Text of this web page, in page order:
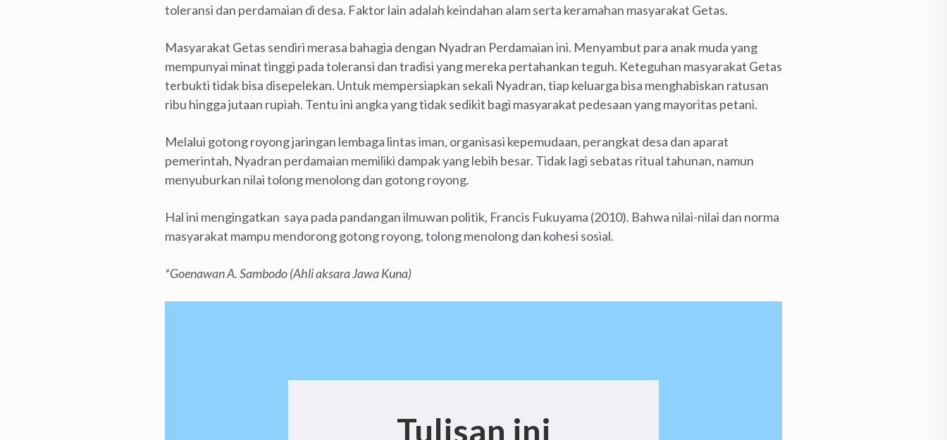
toleransi dan perdamaian di desa. Faktor lain adalah keindahan alam serta keramahan masyarakat Getas.
Masyarakat Getas sendiri merasa bahagia dengan Nyadran Perdamaian ini. Menyambut para anak muda yang
mempunyai minat tinggi pada toleransi dan tradisi yang mereka pertahankan teguh. Keteguhan masyarakat Getas
terbukti tidak bisa disepelekan. Untuk mempersiapkan sekali Nyadran, tiap keluarga bisa menghabiskan ratusan
ribu hingga jutaan rupiah. Tentu ini angka yang tidak sedikit bagi masyarakat pedesaan yang mayoritas petani.
Melalui gotong royong jaringan lembaga lintas iman, organisasi kepemudaan, perangkat desa dan aparat
pemerintah, Nyadran perdamaian memiliki dampak yang lebih besar. Tidak lagi sebatas ritual tahunan, namun
menyuburkan nilai tolong menolong dan gotong royong.
Hal ini mengingatkan saya pada pandangan ilmuwan politik, Francis Fukuyama (2010). Bahwa nilai-nilai dan norma
masyarakat mampu mendorong gotong royong, tolong menolong dan kohesi sosial.
*Goenawan A. Sambodo (Ahli aksara Jawa Kuna)
Tulisan ini